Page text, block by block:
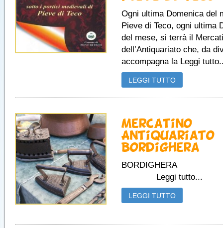
Ogni ultima Domenica del
Pieve di Teco, ogni ultima
del mese, si terrà il
dell’Antiquariato che, da
accompagna la Leggi
LEGGI TUTTO
Mercatino
Antiquariato
Bordighera
Leggi tutto...
LEGGI TUTTO